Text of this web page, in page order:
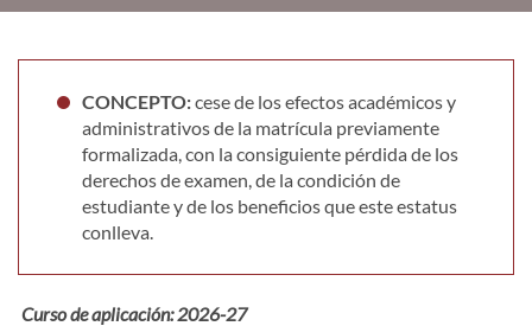
CONCEPTO:cese de los efectos académicos y
administrativos de la matrícula previamente
formalizada, con la consiguiente pérdida de los
derechos de examen, de la condición de
estudiante y de los beneficios que este estatus
conlleva.
Curso de aplicación: 2026-27